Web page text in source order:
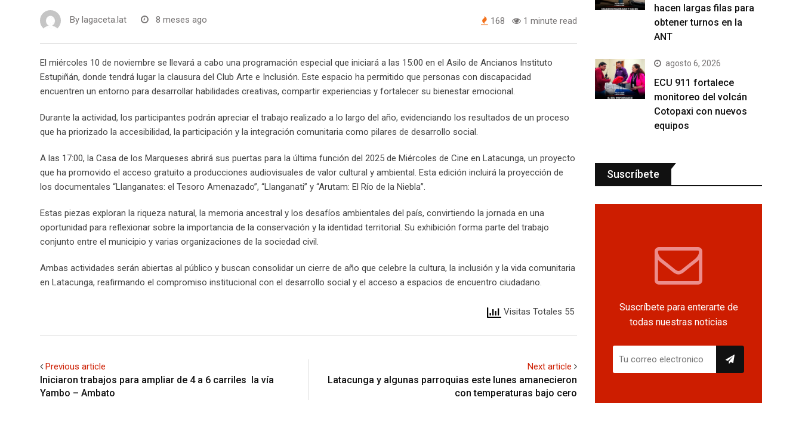
By lagaceta.lat 8 meses ago 168 1 minute read
El miércoles 10 de noviembre se llevará a cabo una programación especial que iniciará a las 15:00 en el Asilo de Ancianos Instituto
Estupiñán, donde tendrá lugar la clausura del Club Arte e Inclusión. Este espacio ha permitido que personas con discapacidad
encuentren un entorno para desarrollar habilidades creativas, compartir experiencias y fortalecer su bienestar emocional.
Durante la actividad, los participantes podrán apreciar el trabajo realizado a lo largo del año, evidenciando los resultados de un proceso
que ha priorizado la accesibilidad, la participación y la integración comunitaria como pilares de desarrollo social.
A las 17:00, la Casa de los Marqueses abrirá sus puertas para la última función del 2025 de Miércoles de Cine en Latacunga, un proyecto
que ha promovido el acceso gratuito a producciones audiovisuales de valor cultural y ambiental. Esta edición incluirá la proyección de
los documentales “Llanganates: el Tesoro Amenazado”, “Llanganati” y “Arutam: El Río de la Niebla”.
Estas piezas exploran la riqueza natural, la memoria ancestral y los desafíos ambientales del país, convirtiendo la jornada en una
oportunidad para reflexionar sobre la importancia de la conservación y la identidad territorial. Su exhibición forma parte del trabajo
conjunto entre el municipio y varias organizaciones de la sociedad civil.
Ambas actividades serán abiertas al público y buscan consolidar un cierre de año que celebre la cultura, la inclusión y la vida comunitaria
en Latacunga, reafirmando el compromiso institucional con el desarrollo social y el acceso a espacios de encuentro ciudadano.
Visitas Totales 55
Previous article
Iniciaron trabajos para ampliar de 4 a 6 carriles la vía
Yambo – Ambato
Next article
Latacunga y algunas parroquias este lunes amanecieron
con temperaturas bajo cero
hacen largas filas para
obtener turnos en la
ANT
agosto 6, 2026
ECU 911 fortalece
monitoreo del volcán
Cotopaxi con nuevos
equipos
Suscríbete
Suscríbete para enterarte de
todas nuestras noticias